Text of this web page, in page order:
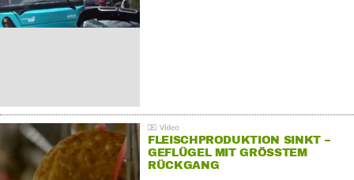
FLEISCHPRODUKTION SINKT –
GEFLÜGEL MIT GRÖSSTEM R
ÜCKGANG